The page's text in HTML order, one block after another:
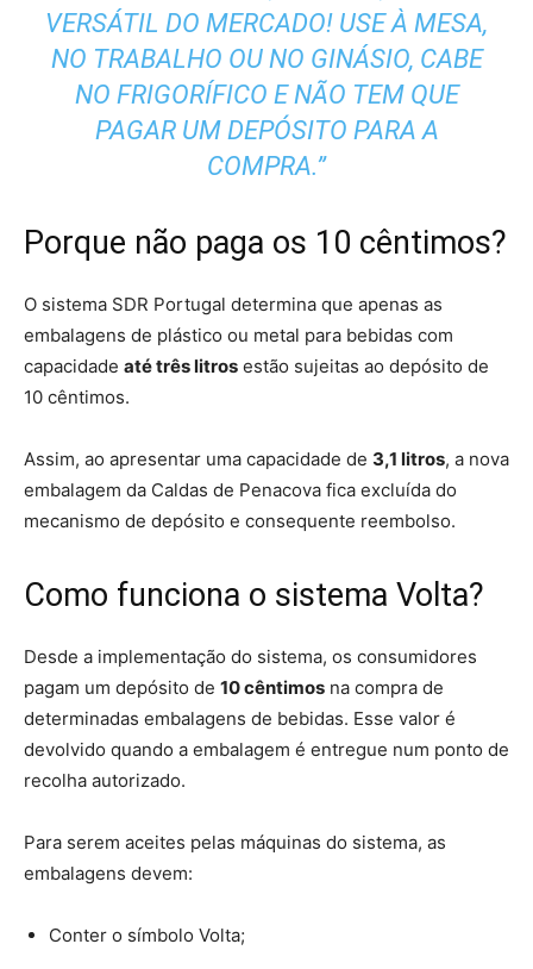
VERSÁTIL DO MERCADO! USE À MESA,
NO TRABALHO OU NO GINÁSIO, CABE
NO FRIGORÍFICO E NÃO TEM QUE
PAGAR UM DEPÓSITO PARA A
COMPRA.”
Porque não paga os 10 cêntimos?
O sistema SDR Portugal determina que apenas as
embalagens de plástico ou metal para bebidas com
capacidade até três litros estão sujeitas ao depósito de
10 cêntimos.
Assim, ao apresentar uma capacidade de 3,1 litros, a nova
embalagem da Caldas de Penacova fica excluída do
mecanismo de depósito e consequente reembolso.
Como funciona o sistema Volta?
Desde a implementação do sistema, os consumidores
pagam um depósito de 10 cêntimos na compra de
determinadas embalagens de bebidas. Esse valor é
devolvido quando a embalagem é entregue num ponto de
recolha autorizado.
Para serem aceites pelas máquinas do sistema, as
embalagens devem:
Conter o símbolo Volta;